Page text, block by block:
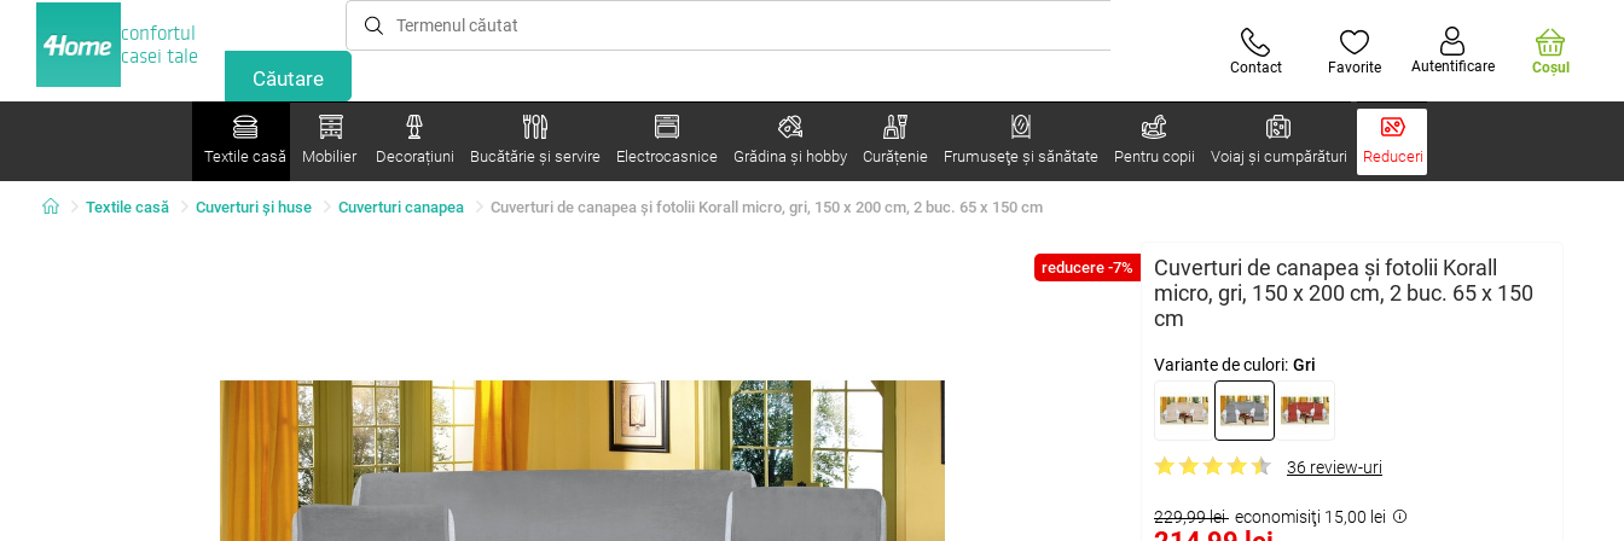
confortul
casei tale
Contact Favorite Autentificare Coşul
Textile casă Mobilier Decorațiuni Bucătărie și servire Electrocasnice Grădina şi hobby Curățenie Frumuseţe şi sănătate Pentru copii Voiaj și cumpărături Reduceri
Textile casă Cuverturi și huse Cuverturi canapea Cuverturi de canapea şi fotolii Korall micro, gri, 150 x 200 cm, 2 buc. 65 x 150 cm
reducere -7%
Cuverturi de canapea şi fotolii Korall
micro, gri, 150 x 200 cm, 2 buc. 65 x 150
cm
Variante de culori: Gri
36 review-uri
229,99 lei economisiţi 15,00 lei